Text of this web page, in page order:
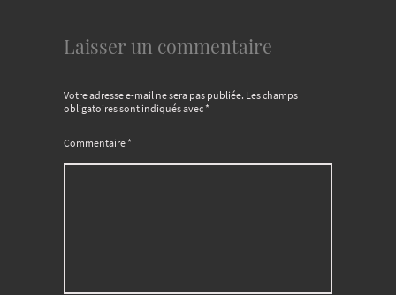
Laisser un commentaire
Votre adresse e-mail ne sera pas publiée. Les champs
obligatoires sont indiqués avec*
Commentaire*